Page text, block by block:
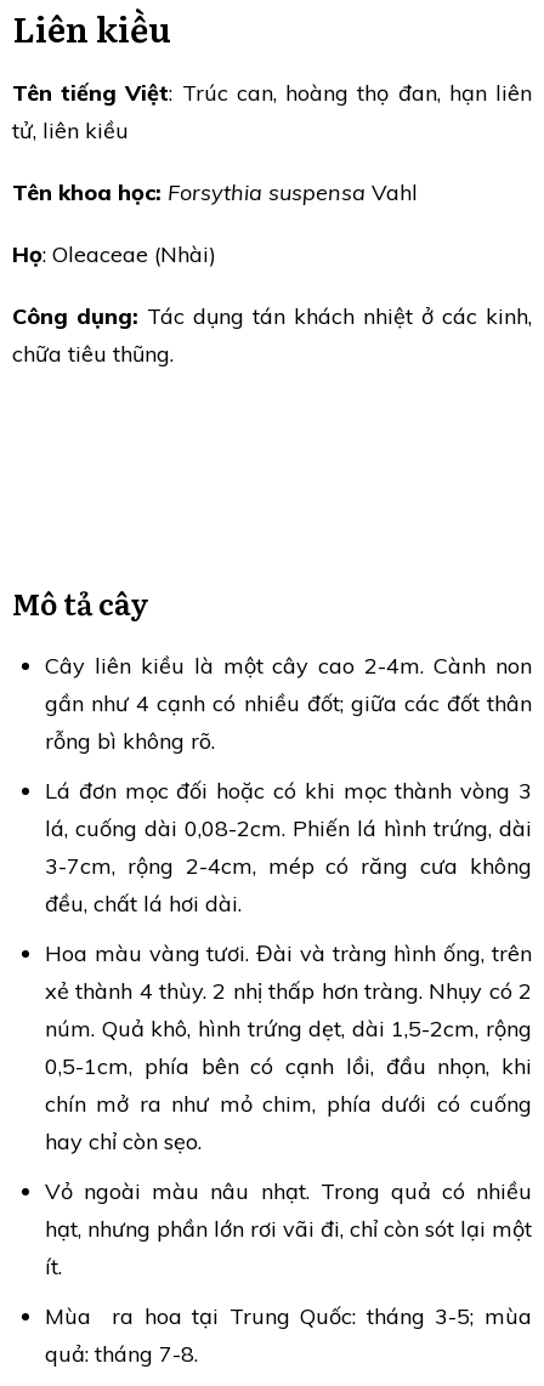
Liên kiều
Tên tiếng Việt: Trúc can, hoàng thọ đan, hạn liên
tử, liên kiều
Tên khoa học: Forsythia suspensa Vahl
Họ: Oleaceae (Nhài)
Công dụng: Tác dụng tán khách nhiệt ở các kinh,
chữa tiêu thũng.
Mô tả cây
Cây liên kiều là một cây cao 2-4m. Cành non
gần như 4 cạnh có nhiều đốt; giữa các đốt thân
rỗng bì không rõ.
Lá đơn mọc đối hoặc có khi mọc thành vòng 3
lá, cuống dài 0,08-2cm. Phiến lá hình trứng, dài
3-7cm, rộng 2-4cm, mép có răng cưa không
đều, chất lá hơi dài.
Hoa màu vàng tươi. Đài và tràng hình ống, trên
xẻ thành 4 thùy. 2 nhị thấp hơn tràng. Nhụy có 2
núm. Quả khô, hình trứng dẹt, dài 1,5-2cm, rộng
0,5-1cm, phía bên có cạnh lồi, đầu nhọn, khi
chín mở ra như mỏ chim, phía dưới có cuống
hay chỉ còn sẹo.
Vỏ ngoài màu nâu nhạt. Trong quả có nhiều
hạt, nhưng phần lớn rơi vãi đi, chỉ còn sót lại một
ít.
Mùa ra hoa tại Trung Quốc: tháng 3-5; mùa
quả: tháng 7-8.